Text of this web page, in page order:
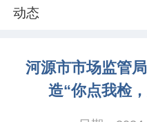
动态
河源市市场监管
造“你点我检